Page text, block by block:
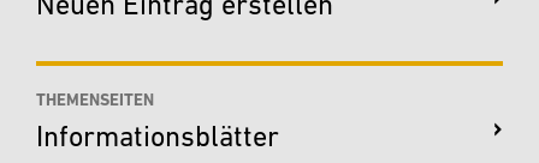
Neuen Eintrag erstellen
THEMENSEITEN
Informationsblätter